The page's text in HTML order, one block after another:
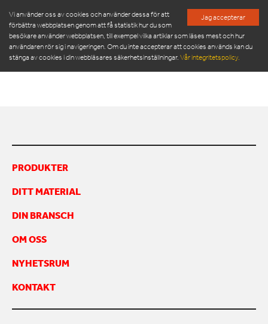
Jag accepterar
Vi använder oss av cookies och använder dessa för att
förbättra webbplatsen genom att få statistik hur du som
besökare använder webbplatsen, till exempel vilka artiklar som läses mest och hur
användaren rör sig i navigeringen. Om du inte accepterar att cookies används kan du
stänga av cookies i din webbläsares säkerhetsinställningar.Vår integritetspolicy.
MÖT VÅR LEDNINGSGRUPP
INSPIRATION
FRAMGÅNGSHISTORIER
ARBETA HOS OSS
KONTAKTA OSS
HEGER-FOLDER_SE
Heger-folder_se
PRODUKTER
DITT MATERIAL
DIN BRANSCH
OM OSS
NYHETSRUM
KONTAKT